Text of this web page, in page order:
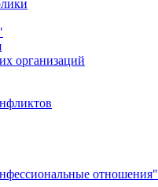
организаций
отношения"